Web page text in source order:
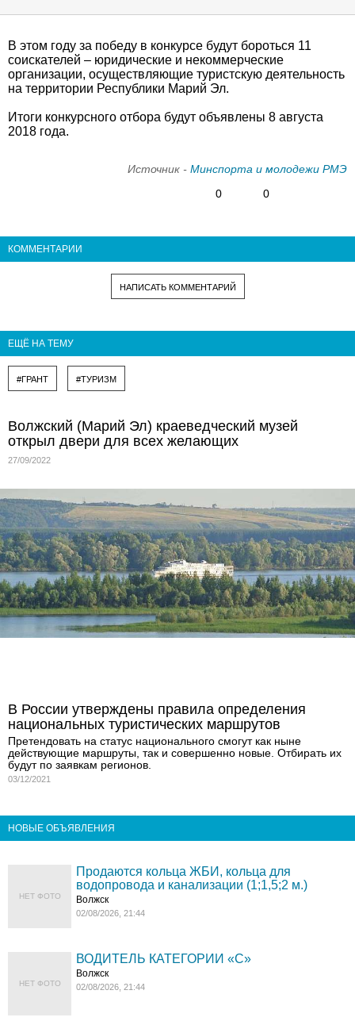
В этом году за победу в конкурсе будут бороться 11
соискателей – юридические и некоммерческие
организации, осуществляющие туристскую деятельность
на территории Республики Марий Эл.
Итоги конкурсного отбора будут объявлены 8 августа
2018 года.​
Источник - Минспорта и молодежи РМЭ
0
0
КОММЕНТАРИИ
НАПИСАТЬ КОММЕНТАРИЙ
ЕЩЁ НА ТЕМУ
#ГРАНТ #ТУРИЗМ
Волжский (Марий Эл) краеведческий музей
открыл двери для всех желающих
27/09/2022
В России утверждены правила определения
национальных туристических маршрутов
Претендовать на статус национального смогут как ныне
действующие маршруты, так и совершенно новые. Отбирать их
будут по заявкам регионов.
03/12/2021
НОВЫЕ ОБЪЯВЛЕНИЯ
НЕТ ФОТО
Продаются кольца ЖБИ, кольца для
водопровода и канализации (1;1,5;2 м.)
Волжск
02/08/2026, 21:44
НЕТ ФОТО
ВОДИТЕЛЬ КАТЕГОРИИ «C»
Волжск
02/08/2026, 21:44